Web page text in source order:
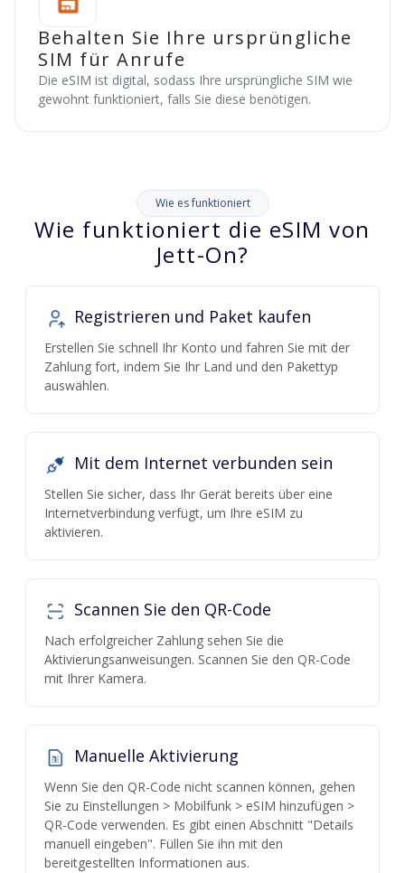
Behalten Sie Ihre ursprüngliche
SIM für Anrufe
Die eSIM ist digital, sodass Ihre ursprüngliche SIM wie
gewohnt funktioniert, falls Sie diese benötigen.
Wie es funktioniert
Wie funktioniert die eSIM von
Jett-On?
Registrieren und Paket kaufen
Erstellen Sie schnell Ihr Konto und fahren Sie mit der
Zahlung fort, indem Sie Ihr Land und den Pakettyp
auswählen.
Mit dem Internet verbunden sein
Stellen Sie sicher, dass Ihr Gerät bereits über eine
Internetverbindung verfügt, um Ihre eSIM zu
aktivieren.
Scannen Sie den QR-Code
Nach erfolgreicher Zahlung sehen Sie die
Aktivierungsanweisungen. Scannen Sie den QR-Code
mit Ihrer Kamera.
Manuelle Aktivierung
Wenn Sie den QR-Code nicht scannen können, gehen
Sie zu Einstellungen > Mobilfunk > eSIM hinzufügen >
QR-Code verwenden. Es gibt einen Abschnitt "Details
manuell eingeben". Füllen Sie ihn mit den
bereitgestellten Informationen aus.